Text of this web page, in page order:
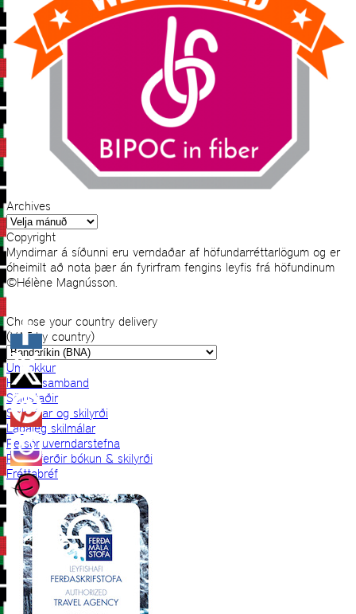
Archives
Archives
Copyright
Myndirnar á síðunni eru verndaðar af höfundarréttarlögum og er
óheimilt að nota þær án fyrirfram fengins leyfis frá höfundinum
©Hélène Magnússon.
Choose your country delivery
(VAT by country)
Um okkur
Hafðu samband
Sölustaðir
Skilmálar og skilyrði
Lagaleg skilmálar
Persónuverndarstefna
Prjónaferðir bókun & skilyrði
Fréttabréf